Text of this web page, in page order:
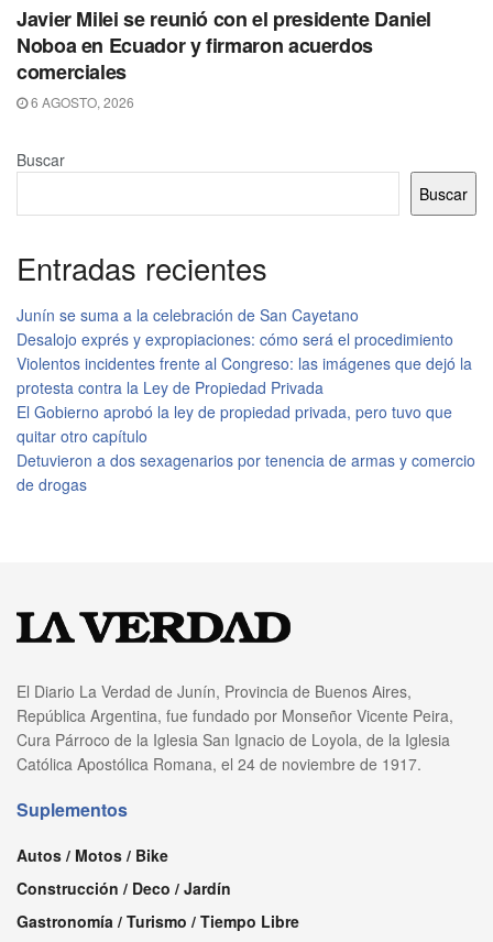
Javier Milei se reunió con el presidente Daniel
Noboa en Ecuador y firmaron acuerdos
comerciales
6 AGOSTO, 2026
Buscar
Buscar
Entradas recientes
Junín se suma a la celebración de San Cayetano
Desalojo exprés y expropiaciones: cómo será el procedimiento
Violentos incidentes frente al Congreso: las imágenes que dejó la
protesta contra la Ley de Propiedad Privada
El Gobierno aprobó la ley de propiedad privada, pero tuvo que
quitar otro capítulo
Detuvieron a dos sexagenarios por tenencia de armas y comercio
de drogas
El Diario La Verdad de Junín, Provincia de Buenos Aires,
República Argentina, fue fundado por Monseñor Vicente Peira,
Cura Párroco de la Iglesia San Ignacio de Loyola, de la Iglesia
Católica Apostólica Romana, el 24 de noviembre de 1917.
Suplementos
Autos / Motos / Bike
Construcción / Deco / Jardín
Gastronomía / Turismo / Tiempo Libre